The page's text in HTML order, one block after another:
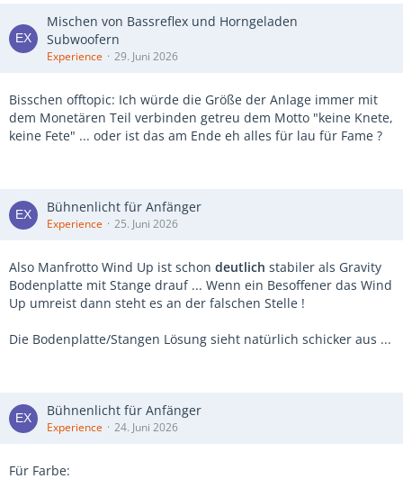
Mischen von Bassreflex und Horngeladen
Subwoofern
Experience 29. Juni 2026
Bisschen offtopic: Ich würde die Größe der Anlage immer mit
dem Monetären Teil verbinden getreu dem Motto "keine Knete,
keine Fete" ... oder ist das am Ende eh alles für lau für Fame ?
Bühnenlicht für Anfänger
Experience 25. Juni 2026
Also Manfrotto Wind Up ist schon deutlich stabiler als Gravity
Bodenplatte mit Stange drauf ... Wenn ein Besoffener das Wind
Up umreist dann steht es an der falschen Stelle !
Die Bodenplatte/Stangen Lösung sieht natürlich schicker aus ...
Bühnenlicht für Anfänger
Experience 24. Juni 2026
Für Farbe: